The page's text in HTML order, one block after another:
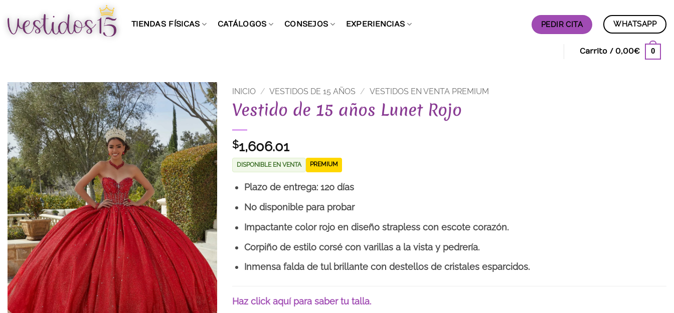
contenido
TIENDAS FÍSICAS CATÁLOGOS CONSEJOS EXPERIENCIAS PEDIR CITA WHATSAPP
Carrito / 0,00€ 0
INICIO / VESTIDOS DE 15 AÑOS / VESTIDOS EN VENTA PREMIUM
Vestido de 15 años Lunet Rojo
$1,606.01
DISPONIBLE EN VENTA PREMIUM
Plazo de entrega: 120 días
No disponible para probar
Impactante color rojo en diseño strapless con escote corazón.
Corpiño de estilo corsé con varillas a la vista y pedrería.
Inmensa falda de tul brillante con destellos de cristales esparcidos.
Haz click aquí para saber tu talla.